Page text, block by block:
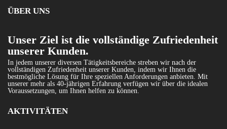
ÜBER UNS
Unser Ziel ist die vollständige Zufriedenheit
unserer Kunden.
In jedem unserer diversen Tätigkeitsbereiche streben wir nach der
vollständigen Zufriedenheit unserer Kunden, indem wir Ihnen die
bestmögliche Lösung für Ihre speziellen Anforderungen anbieten. Mit
unserer mehr als 40-jährigen Erfahrung verfügen wir über die idealen
Voraussetzungen, um Ihnen helfen zu können.
AKTIVITÄTEN